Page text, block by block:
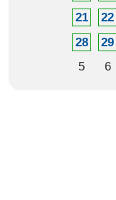
21
22
28
29
5
6